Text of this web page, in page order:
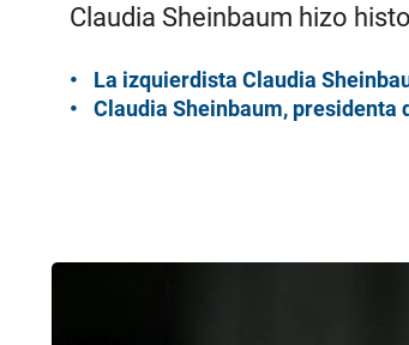
Claudia Sheinbaum hizo
La izquierdista Claudia
Claudia Sheinbaum, presidenta